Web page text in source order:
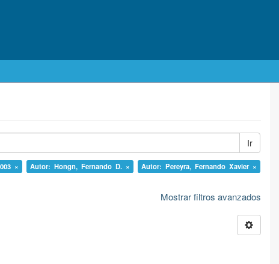
Ir
× Autor: Hongn, Fernando D. ×
Autor: Pereyra, Fernando Xavier ×
Mostrar filtros avanzados